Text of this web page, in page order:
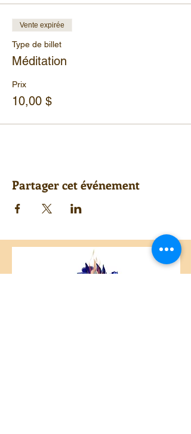
Vente expirée
Type de billet
Méditation
Prix
10,00 $
Partager cet événement